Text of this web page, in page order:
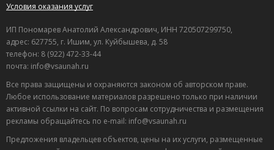
Условия оказания услуг
ИП Пономарев Анатолий Александрович, ИНН 720507299750,
адрес: 627755, г. Ишим, ул. Куйбышева, д. 58
телефон: 8 (922) 472-33-44
почта: info@vsaunah.ru
Все права защищены и охраняются законом об авторском праве.
Любое использование материалов разрешено только при наличии
активной ссылки на сайт. По вопросам сотрудничества и размещения
рекламы обращайтесь по e-mail: info@vsaunah.ru
Предложения владельцев объектов, цены на их услуги, размещенные